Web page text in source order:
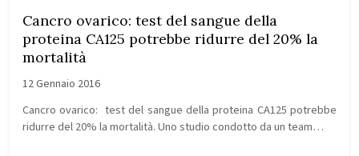
Cancro ovarico: test del sangue della
proteina CA125 potrebbe ridurre del 20% la
mortalità
12 Gennaio 2016
Cancro ovarico: test del sangue della proteina CA125 potrebbe
ridurre del 20% la mortalità. Uno studio condotto da un team…